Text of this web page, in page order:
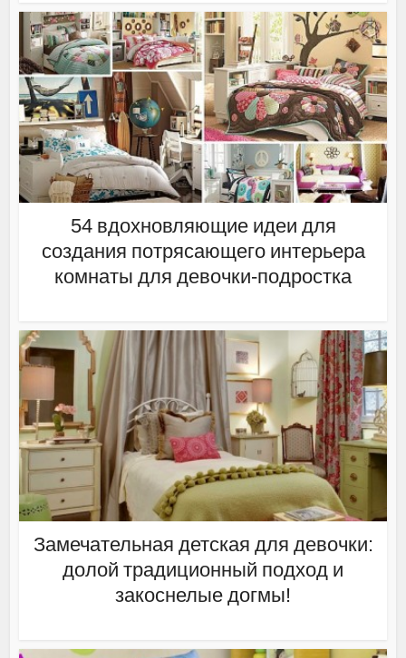
54 вдохновляющие идеи для
создания потрясающего интерьера
комнаты для девочки-подростка
Замечательная детская для девочки:
долой традиционный подход и
закоснелые догмы!